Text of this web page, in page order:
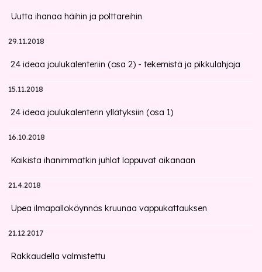
Uutta ihanaa häihin ja polttareihin
29.11.2018
24 ideaa joulukalenteriin (osa 2) - tekemistä ja pikkulahjoja
15.11.2018
24 ideaa joulukalenterin yllätyksiin (osa 1)
16.10.2018
Kaikista ihanimmatkin juhlat loppuvat aikanaan
21.4.2018
Upea ilmapalloköynnös kruunaa vappukattauksen
21.12.2017
Rakkaudella valmistettu